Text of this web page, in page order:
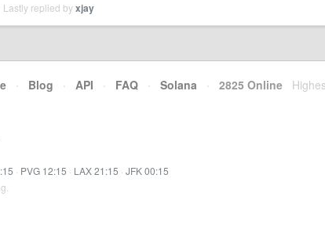
Lastly replied byxjay
· Blog · API · FAQ · Solana · 2825 Online
· PVG 12:15 · LAX 21:15 · JFK 00:15